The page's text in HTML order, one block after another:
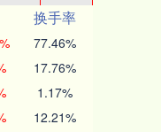
换手率
77.46%
17.76%
1.17%
12.21%